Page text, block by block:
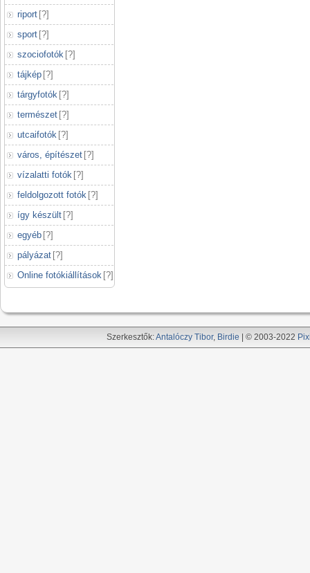
riport [?]
sport [?]
szociofotók [?]
tájkép [?]
tárgyfotók [?]
természet [?]
utcaifotók [?]
város, építészet [?]
vízalatti fotók [?]
feldolgozott fotók [?]
így készült [?]
egyéb [?]
pályázat [?]
Online fotókiállítások [?]
Szerkesztők:Antalóczy Tibor, Birdie | © 2003-2022